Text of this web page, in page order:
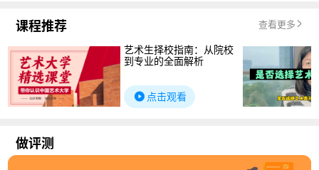
课程推荐 查看更多
艺术生择校指南：从院校
到专业的全面解析
点击观看
做评测